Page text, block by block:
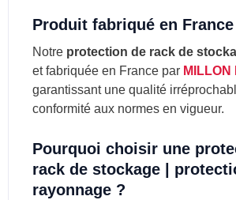
Produit fabriqué en France
Notre protection de rack de
et fabriquée en France par MILLON
garantissant une qualité
conformité aux normes en vigueur.
Pourquoi choisir une
rack de stockage |
rayonnage ?